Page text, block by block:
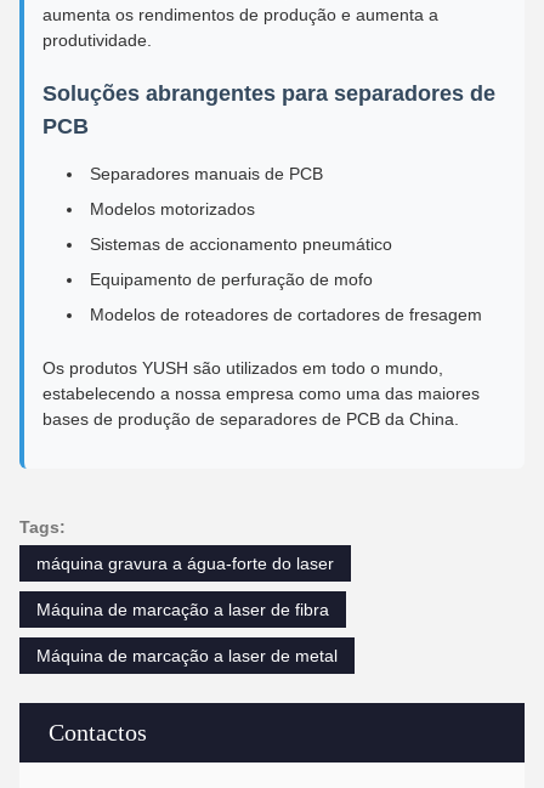
Contactos
aumenta os rendimentos de produção e aumenta a
produtividade.
Soluções abrangentes para separadores de
PCB
Separadores manuais de PCB
Modelos motorizados
Sistemas de accionamento pneumático
Equipamento de perfuração de mofo
Modelos de roteadores de cortadores de fresagem
Os produtos YUSH são utilizados em todo o mundo,
estabelecendo a nossa empresa como uma das maiores
bases de produção de separadores de PCB da China.
Tags:
máquina gravura a água-forte do laser
Máquina de marcação a laser de fibra
Máquina de marcação a laser de metal